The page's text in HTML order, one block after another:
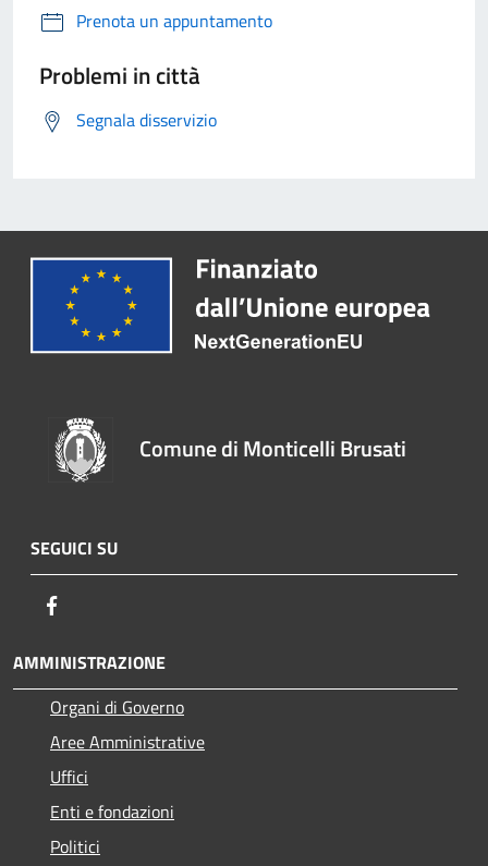
Prenota un appuntamento
Problemi in città
Segnala disservizio
Comune di Monticelli Brusati
SEGUICI SU
AMMINISTRAZIONE
Organi di Governo
Aree Amministrative
Uffici
Enti e fondazioni
Politici